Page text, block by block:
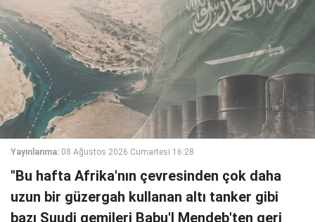
Yayınlanma: 08 Ağustos 2026 Cumartesi 16:28
"Bu hafta Afrika'nın çevresinden çok daha
uzun bir güzergah kullanan altı tanker gibi
bazı Suudi gemileri Babu'l Mendeb'ten geri